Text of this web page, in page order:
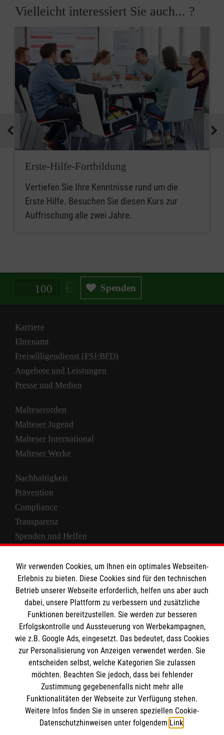
Vielleicht interessiert Sie auch... ?
Erste-Hilfe-Fortbildung
Vertiefen Sie Ihre Kenntnisse rund um die
Erste Hilfe. Besuchen Sie diesen Kurs zur
Auffrischung alle zwei Jahre.
Spendenbetrag in Euro Spenden
Karriere
Ehrenamt
Freiwilligendienst (FSJ/BFD)
Angebote und Leistungen
Presse und Medien
Malteserorden
Malteser Jugend
Malteser International
Malteser Werke
Nachhaltigkeit
Prävention
Compliance
Transparenz
Spenden und Helfen
Empfänger: Malteser Hilfsdienst e.V.
IBAN: DE10 3706 0120 1201 2000 12
BIC: GENODED 1PA7
Newsletter abonnieren
Wir verwenden Cookies, um Ihnen ein optimales Webseiten-
Erlebnis zu bieten. Diese Cookies sind für den technischen
Betrieb unserer Webseite erforderlich, helfen uns aber auch
dabei, unsere Plattform zu verbessern und zusätzliche
Funktionen bereitzustellen. Sie werden zur besseren
Erfolgskontrolle und Aussteuerung von Werbekampagnen,
wie z.B. Google Ads, eingesetzt. Das bedeutet, dass Cookies
zur Personalisierung von Anzeigen verwendet werden. Sie
entscheiden selbst, welche Kategorien Sie zulassen
möchten. Beachten Sie jedoch, dass bei fehlender
Zustimmung gegebenenfalls nicht mehr alle
Funktionalitäten der Webseite zur Verfügung stehen.
Weitere Infos finden Sie in unseren speziellen Cookie-
Datenschutzhinweisen unter folgendem Link.